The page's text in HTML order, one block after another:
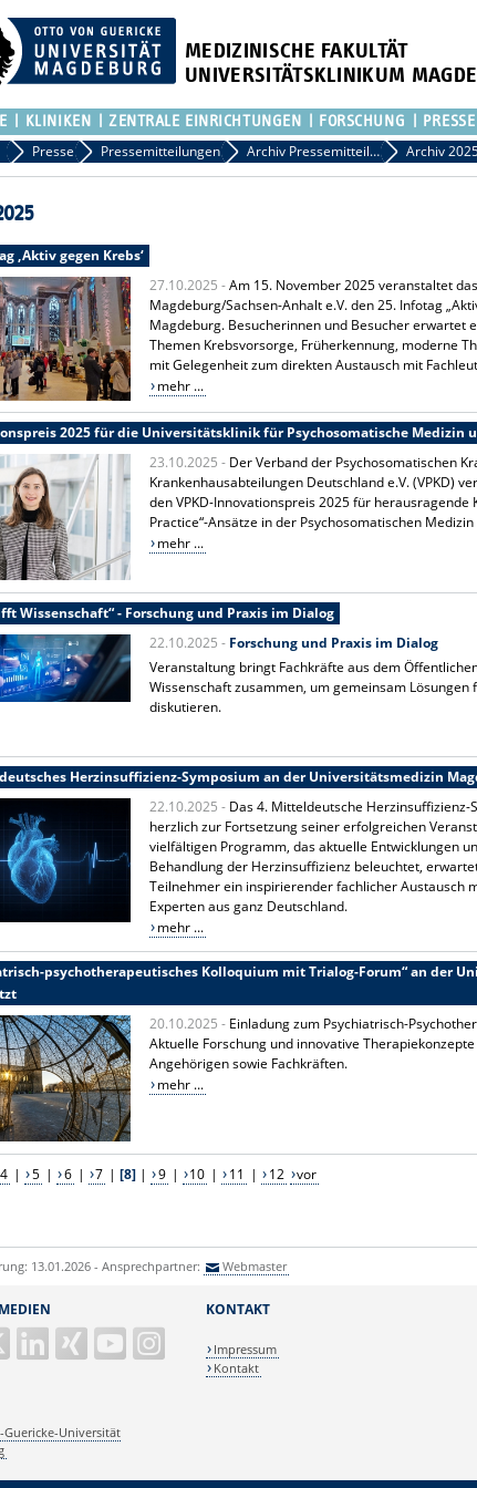
MEDIZINISCHE FAKULTÄT
UNIVERSITÄTSKLINIKUM
KLINIKEN ZENTRALE EINRICHTUNGEN FORSCHUNG PRESSE
PressePresse Pressemitteilungen Archiv Pressemitteilungen Archiv
‚Aktiv gegen Krebs‘
27.10.2025 -Am 15. November 2025 veranstaltet
Magdeburg/Sachsen-Anhalt e.V. den 25. Infotag
Magdeburg. Besucherinnen und Besucher erwartet
Themen Krebsvorsorge, Früherkennung, moderne
mit Gelegenheit zum direkten Austausch mit
mehr ...
2025 für die Universitätsklinik für Psychosomatische Medizin
23.10.2025 - Der Verband der Psychosomatischen
Krankenhausabteilungen Deutschland e.V. (VPKD)
den VPKD-Innovationspreis 2025 für herausragende
Practice“-Ansätze in der Psychosomatischen
mehr ...
Wissenschaft“ - Forschung und Praxis im Dialog
22.10.2025 - Forschung und Praxis im Dialog
Veranstaltung bringt Fachkräfte aus dem
Wissenschaft zusammen, um gemeinsam
diskutieren.
Herzinsuffizienz-Symposium an der Universitätsmedizin
22.10.2025 - Das 4. Mitteldeutsche
herzlich zur Fortsetzung seiner erfolgreichen
vielfältigen Programm, das aktuelle Entwicklungen
Behandlung der Herzinsuffizienz beleuchtet,
Teilnehmer ein inspirierender fachlicher Austausch
Experten aus ganz Deutschland.
mehr ...
psychotherapeutisches Kolloquium mit Trialog-Forum“ an der
20.10.2025 - Einladung zum Psychiatrisch-
Aktuelle Forschung und innovative
Angehörigen sowie Fachkräften.
mehr ...
4 | 5 | 6 | 7 |[8] | 9 | 10 | 11 | 12 vor
13.01.2026 - Ansprechpartner: Webmaster
Universität
KONTAKT
Impressum
Kontakt